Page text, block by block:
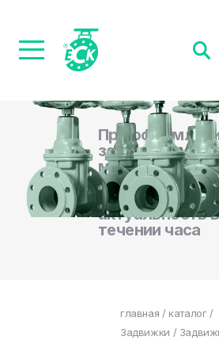
При
заказа на
менеджеры
продаж
подтверждают
актуальность в
течении часа
главная / каталог/
Задвижки /